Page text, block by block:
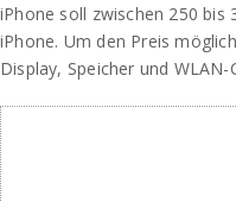
iPhone soll zwischen 250 bis
iPhone. Um den Preis
Display, Speicher und